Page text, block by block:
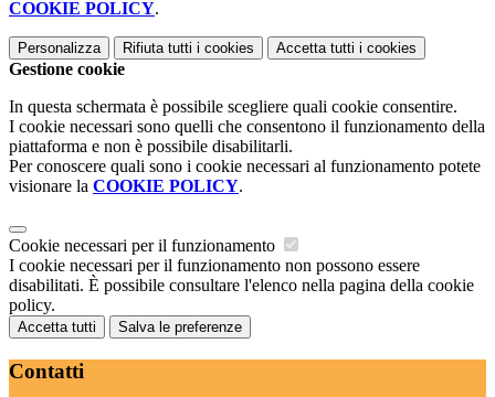
COOKIE POLICY.
Personalizza Rifiuta tutti i cookies Accetta tutti i cookies
Gestione cookie
In questa schermata è possibile scegliere quali cookie consentire.
I cookie necessari sono quelli che consentono il funzionamento della
piattaforma e non è possibile disabilitarli.
Per conoscere quali sono i cookie necessari al funzionamento potete
visionare la COOKIE POLICY.
Cookie necessari per il funzionamento
I cookie necessari per il funzionamento non possono essere
disabilitati. È possibile consultare l'elenco nella pagina della cookie
policy.
Accetta tutti Salva le preferenze
Contatti